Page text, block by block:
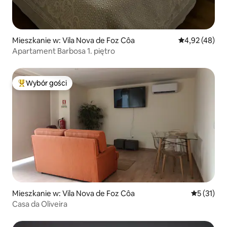
Mieszkanie w: Vila Nova de Foz Côa Średnia
4,92 (48)
Apartament Barbosa 1. piętro
Najpopularniejsze z kategorii Wybór gości
Wybór gości
Mieszkanie w: Vila Nova de Foz Côa Średnia
5 (31)
Casa da Oliveira